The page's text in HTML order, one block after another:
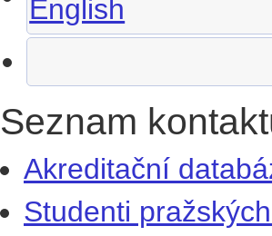
Seznam
Akreditační
Studenti